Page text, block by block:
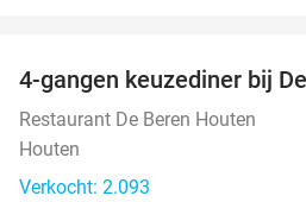
4-gangen keuzediner bij
Restaurant De Beren Houten
Houten
Verkocht: 2.093